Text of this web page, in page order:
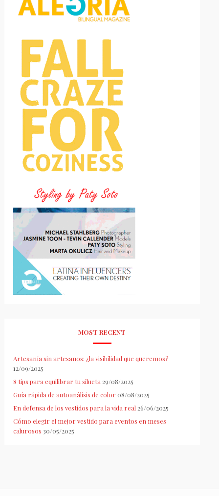
MOST RECENT
Artesanía sin artesanos: ¿la visibilidad que queremos?
12/09/2025
8 tips para equilibrar tu silueta 29/08/2025
Guía rápida de autoanálisis de color 08/08/2025
En defensa de los vestidos para la vida real 26/06/2025
Cómo elegir el mejor vestido para eventos en meses
calurosos 30/05/2025